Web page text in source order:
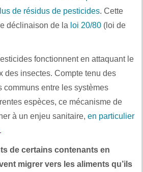
de résidus de pesticides. Cette
déclinaison de la loi 20/80 (loi de
fonctionnent en attaquant le
des insectes. Compte tenu des
communs entre les systèmes
espèces, ce mécanisme de
à un enjeu sanitaire, en particulier
.
de certains contenants en
migrer vers les aliments qu’ils